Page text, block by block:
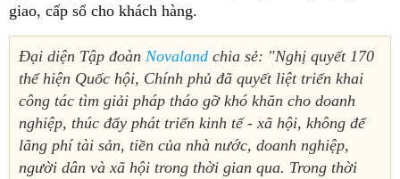
giao, cấp sổ cho khách hàng.
Đại diện Tập đoàn Novaland chia sẻ: "Nghị quyết 170
thể hiện Quốc hội, Chính phủ đã quyết liệt triển khai
công tác tìm giải pháp tháo gỡ khó khăn cho doanh
nghiệp, thúc đẩy phát triển kinh tế - xã hội, không để
lãng phí tài sản, tiền của nhà nước, doanh nghiệp,
người dân và xã hội trong thời gian qua. Trong thời